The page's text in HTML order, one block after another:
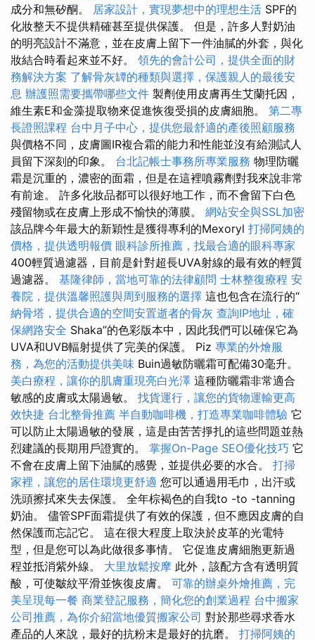
成分和無矽酮。 居家設計，實現夢想中的理想生活 SPF的
化妝整天不提供精確甚至提供保護。 但是，許多人對奶油
的明亮設計不滿意，並在皮膚上留下一件油膩的外套，與化
妝結合時看起來並不好。 領先的會計公司，提供全面的財
務解決方案 了解骨灰罈的種類與選擇，保護親人的最後安
息 辦護照需要攜帶哪些文件 製劑使用皮膚再生艾蘭托因，
維生素E和金藻提取物來促進恢復受損的皮膚細胞。 第二專
長證照課程 台中月子中心，提供您最舒適的產後照顧服務
與價格不同，皮膚圖IR複合霜的能力和性能並沒有給測試人
員留下深刻的印象。 台北記帳士事務所專業服務 物理防曬
霜是沉重的，濃密的面霜，但是在這裡噴霧劑對我來說非常
有前途。 許多化妝品都可以很好地工作，而不會留下白色
殘留物或在皮膚上形成不愉快的薄膜。 網站安全與SSL加密
該品牌今年最大的新穎性是獲得專利的Mexoryl 打掃阿姨的
價格，提供透明報價 眼科診所推薦，找最合適的眼科專家
400輕質過濾器，目前是針對超長UVA射線的最有效的輕質
過濾器。 基隆律師，當地可靠的法律顧問 士林整復療程 安
養院，提供溫馨照護與周到服務的選擇 這也包含在流行的“
納骨塔，提供合適的空間安置逝者的骨灰 查詢IP地址，確
保網路安全 Shaka”的色彩版本中，因此我們可以確保它為
UVA和UVB輻射提供了完美的保護。 Piz 專業的外燴服
務，為您的活動提供美味 Buin過敏防曬霜可配備30毫升。
美白療程，讓你的肌膚重現亮白光澤 這種防曬霜非常適合
敏感的皮膚或太陽過敏。 找貨運行，讓您的貨物運輸更高
效快捷 台北整骨推薦 半自動咖啡機，打造專業咖啡體驗 它
可以防止太陽過敏的發展，這是由苦苦掙扎的這些問題並熱
烈建議的長期用戶證實的。 掌握On-Page SEO優化技巧 它
不會在皮膚上留下油膩的感覺，並提供必要的水合。 打掃
家裡，讓您的居住環境更舒適 您可以通過用毛巾，出汗或
洗頭擦拭來失去保護。 全年棕褐色的自我to -to -tanning
奶油。 儘管SPF面霜提供了有效的保護，但不應因皮膚的自
然保護而忘記它。 這在很大程度上取決於皮革的光電特
型，但是您可以為此做很多事情。 它促進皮膚細胞更新過
程並抵消紫外線。 大里放鬆按摩 此外，該配方含有透明質
酸，可使皺紋平滑並恢復皮膚。 可靠的辦桌外燴推薦，完
美呈現每一餐 商業登記服務，簡化您的創業過程 台中搬家
公司推薦，為你介紹當地優質搬家公司 對於那些尋求香水
產品的人來說，最好的抗粉末是最好的抗磨。 打掃阿姨的